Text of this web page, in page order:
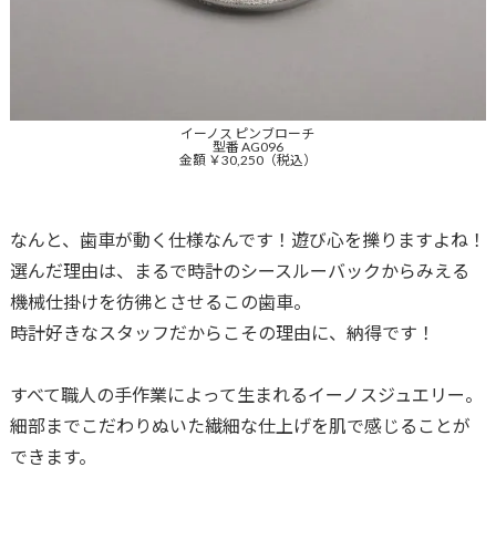
イーノス ピンブローチ
型番 AG096
金額 ￥30,250（税込）
なんと、歯車が動く仕様なんです！遊び心を擽りますよね！
選んだ理由は、まるで時計のシースルーバックからみえる
機械仕掛けを彷彿とさせるこの歯車。
時計好きなスタッフだからこその理由に、納得です！
すべて職人の手作業によって生まれるイーノスジュエリー。
細部までこだわりぬいた繊細な仕上げを肌で感じることが
できます。